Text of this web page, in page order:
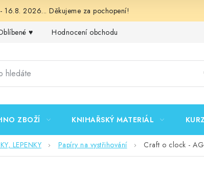
16.8. 2026... Děkujeme za pochopení!
♥️ Hodnocení obchodu
ZBOŽÍ KNIHAŘSKÝ MATERIÁL
LEPENKY Papíry na vystřihování Craft o clock -